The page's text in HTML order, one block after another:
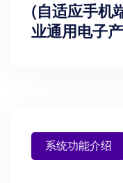
(自适应手机
业通用电子
系统功能介绍